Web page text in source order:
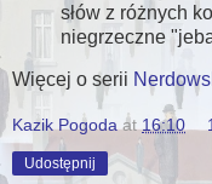
słów z różnych
niegrzeczne
Więcej o serii
Kazik Pogoda at16:10
Udostępnij